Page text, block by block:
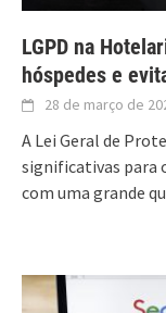
LGPD na
hóspedes e
28 de março de
A Lei Geral de
significativas para
com uma grande